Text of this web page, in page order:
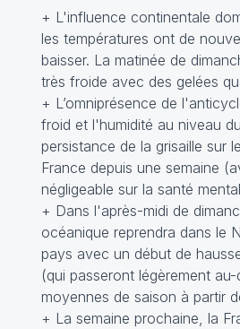
+ L'influence continentale
les températures ont de
baisser. La matinée de
très froide avec des gelées
+ L’omniprésence de
froid et l'humidité au niveau
persistance de la grisaille sur
France depuis une semaine
négligeable sur la santé
+ Dans l'après-midi de
océanique reprendra dans le
pays avec un début de
(qui passeront légèrement
moyennes de saison à partir
+ La semaine prochaine, la